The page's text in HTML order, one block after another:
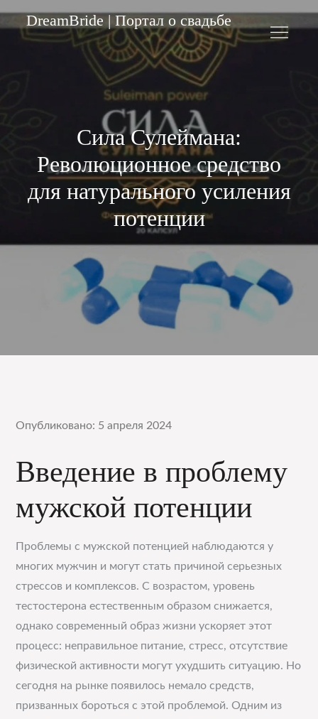
to
DreamBride | Портал о свадьбе
Сила Сулеймана:
Революционное средство
для натурального усиления
потенции
Опубликовано: 5 апреля 2024
Введение в проблему
мужской потенции
Проблемы с мужской потенцией наблюдаются у
многих мужчин и могут стать причиной серьезных
стрессов и комплексов. С возрастом, уровень
тестостерона естественным образом снижается,
однако современный образ жизни ускоряет этот
процесс: неправильное питание, стресс, отсутствие
физической активности могут ухудшить ситуацию. Но
сегодня на рынке появилось немало средств,
призванных бороться с этой проблемой. Одним из